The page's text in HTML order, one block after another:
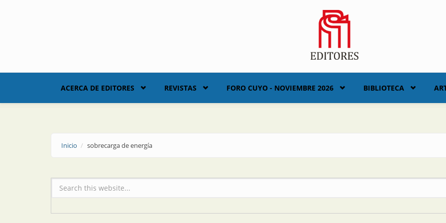
ACERCA DE EDITORES REVISTAS FORO CUYO - NOVIEMBRE 2026 BIBLIOTECA
Inicio sobrecarga de energía
Formulario de búsqueda